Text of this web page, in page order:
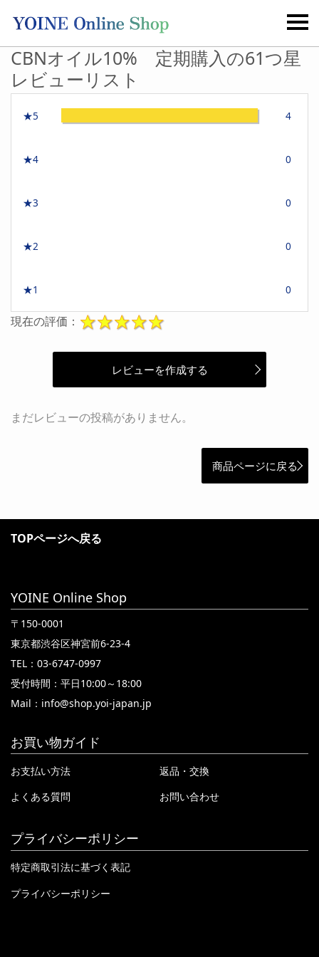
CBNオイル10% 定期購入の61つ星
レビューリスト
★5 4
★4 0
★3 0
★2 0
★1 0
現在の評価：
レビューを作成する
まだレビューの投稿がありません。
商品ページに戻る
TOPページへ戻る
YOINE Online Shop
〒150-0001
東京都渋谷区神宮前6-23-4
TEL：03-6747-0997
受付時間：平日10:00～18:00
Mail： info@shop.yoi-japan.jp
お買い物ガイド
お支払い方法
返品・交換
よくある質問
お問い合わせ
プライバシーポリシー
特定商取引法に基づく表記
プライバシーポリシー